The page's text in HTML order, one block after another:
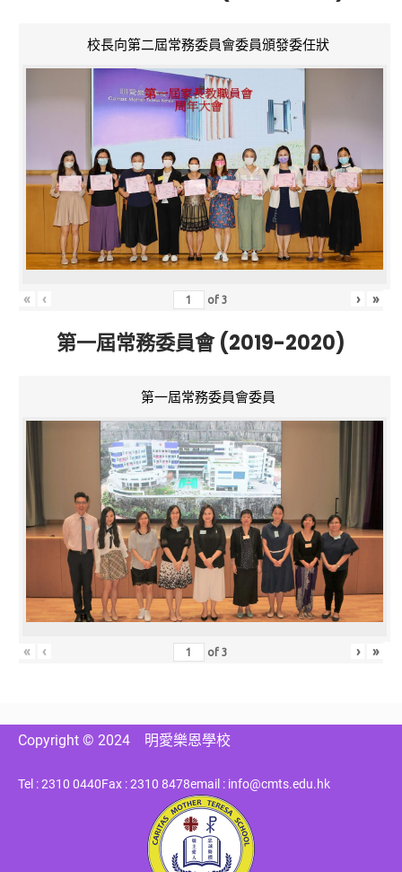
校長向第二屆常務委員會委員頒發委任狀
« ‹ of3 › »
第一屆常務委員會 (2019-2020)
第一屆常務委員會委員
« ‹ of3 › »
Copyright © 2024 明愛樂恩學校
Tel : 2310 0440Fax : 2310 8478email : info@cmts.edu.hk